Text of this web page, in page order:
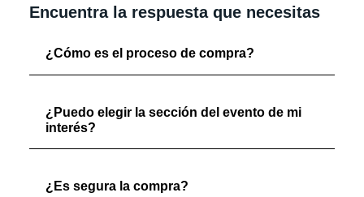
Encuentra la respuesta que necesitas
¿Cómo es el proceso de compra?
¿Puedo elegir la sección del evento de mi
interés?
¿Es segura la compra?